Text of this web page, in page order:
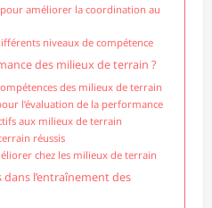
pour améliorer la coordination au
niveaux de compétence
des milieux de terrain ?
des milieux de terrain
l’évaluation de la performance
aux milieux de terrain
réussis
chez les milieux de terrain
l’entraînement des